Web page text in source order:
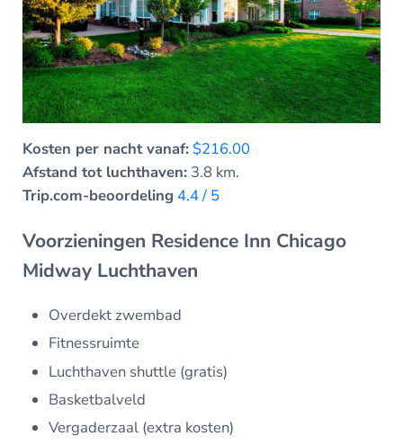
Kosten per nacht vanaf: $216.00
Afstand tot luchthaven:3.8 km.
Trip.com-beoordeling 4.4 / 5
Voorzieningen Residence Inn Chicago
Midway Luchthaven
Overdekt zwembad
Fitnessruimte
Luchthaven shuttle (gratis)
Basketbalveld
Vergaderzaal (extra kosten)